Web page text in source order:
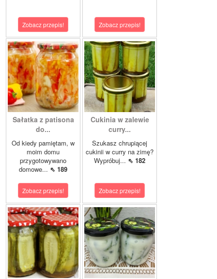
Zobacz przepis! Zobacz przepis!
Sałatka z patisona
do...
Od kiedy pamiętam, w
moim domu
przygotowywano
domowe... ⇖ 189
Zobacz przepis!
Cukinia w zalewie
curry...
Szukasz chrupiącej
cukinii w curry na zimę?
Wypróbuj... ⇖ 182
Zobacz przepis!